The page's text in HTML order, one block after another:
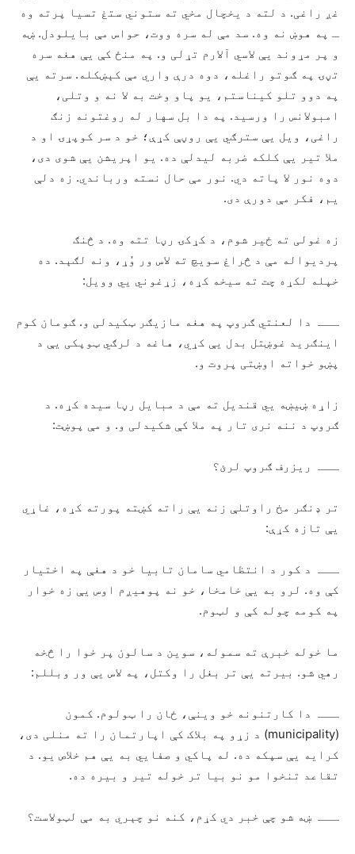
غږ راغی. د لته د یخچال مخي ته ستوني ستغ تسیا پرته وه
ـ په هوښ نه وه. سد مې له سره ووت، حواس مې بایلودل. ښه
و پر مړوند یې لاسي آلارم تړلی و. په منځ کې یې هغه سره
تڼۍ په ګوتو راغله، دوه درې واري مې کېښکله. سرته یې
په دوو تلو کیناستم، یو پاو وخت به لا نه و وتلی،
امبولانس را ورسید. په دا بل سهار له روغتونه زنګ
راغی، ویل یې سترګي یې روڼې کړې؛ خو د سر کوپړۍ او د
ملا تیر یې کلکه ضربه لیدلې ده. یو اپریشن یې شوی دی،
دوه نور لا پاته دي. نور مې حال نسته ورباندي. زه دلې
یم، فکر مې دورې دی.
زه غولی ته ځیر شوم، د کړکۍ رڼا تته وه. د څنګ
پردیواله مې د څراغ سویچ ته لاس ور وُړ، ونه لګېد. ده
خپله لکړه چت ته سیخه کړه، زړغوني یي وویل:
ـــ دا لعنتي ګروپ په هغه مازیګر ټکیدلی و. ګومان کوم
اینګرید غوښتل بدل یې کړي، هاغه د لرګي ټوپکی یې د
پښو خواته اوښتی پروت و.
زاړه ښیښه يي قندیل ته مې د مبایل رڼا سیده کړه. د
ګروپ د ننه نری تار په ملا کې شکیدلی و. و مې پوښت:
ـــ ریزرف ګروپ لرئ؟
تر ډنګر مخ راوتلې زنه یې راته کښته پورته کړه، غاړي
یې تازه کړې:
ـــ د کور د انتظامي سامان تابیا خو د هغې په اختیار
کې وه. لرو به یې خامخا، خو نه پوهیږم اوس یې زه خوار
په کومه چوله کې و لټوم.
ما خوله خبرې ته سموله، سوین د سالون پر خوا را څخه
رهي شو. بیرته یې تر بغل را وکتل، په لاس یې ور وبللم:
ـــ دا کارتنونه خو وینې، ځان را ټولوم. کمون
(municipality) د زړو په بلاک کې اپارتمان را ته منلی دی،
کرایه یې سپکه ده. له پاکي و صفايي به یې هم خلاص یو. د
تقاعد تنخوا مو نو بیا تر خوله تیر و بیره ده.
ـــ ښه شو چې خبر دي کړم، کنه نو چېري به مې لټولاست؟